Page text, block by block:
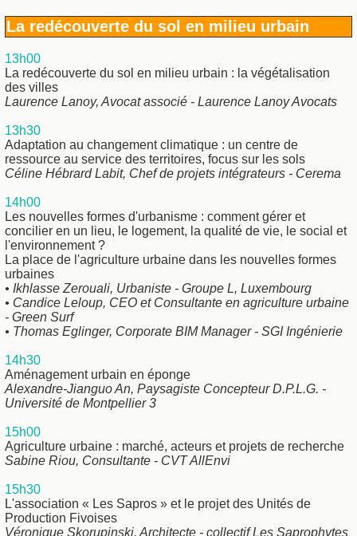
La redécouverte du sol en milieu urbain
13h00
La redécouverte du sol en milieu urbain : la végétalisation
des villes
Laurence Lanoy, Avocat associé - Laurence Lanoy Avocats
13h30
Adaptation au changement climatique : un centre de
ressource au service des territoires, focus sur les sols
Céline Hébrard Labit, Chef de projets intégrateurs - Cerema
14h00
Les nouvelles formes d'urbanisme : comment gérer et
concilier en un lieu, le logement, la qualité de vie, le social et
l'environnement ?
La place de l'agriculture urbaine dans les nouvelles formes
urbaines
• Ikhlasse Zerouali, Urbaniste - Groupe L, Luxembourg
• Candice Leloup, CEO et Consultante en agriculture urbaine
- Green Surf
• Thomas Eglinger, Corporate BIM Manager - SGI Ingénierie
14h30
Aménagement urbain en éponge
Alexandre-Jianguo An, Paysagiste Concepteur D.P.L.G. -
Université de Montpellier 3
15h00
Agriculture urbaine : marché, acteurs et projets de recherche
Sabine Riou, Consultante - CVT AllEnvi
15h30
L'association « Les Sapros » et le projet des Unités de
Production Fivoises
Véronique Skorupinski, Architecte - collectif Les Saprophytes